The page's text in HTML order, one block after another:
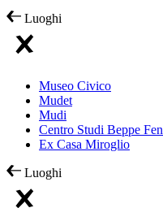
Luoghi
Museo Civico
Mudet
Mudi
Centro Studi Beppe
Ex Casa Miroglio
Luoghi